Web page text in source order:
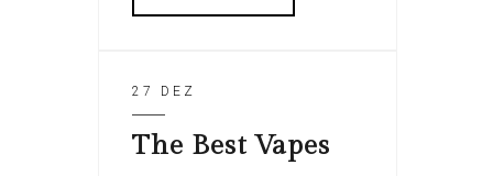
27 DEZ
The Best Vapes